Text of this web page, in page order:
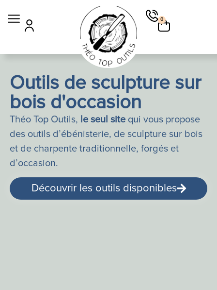
0
Outils de sculpture sur
bois d'occasion
Théo Top Outils, le seul site qui vous propose
des outils d’ébénisterie, de sculpture sur bois
et de charpente traditionnelle, forgés et
d’occasion.
Découvrir les outils disponibles